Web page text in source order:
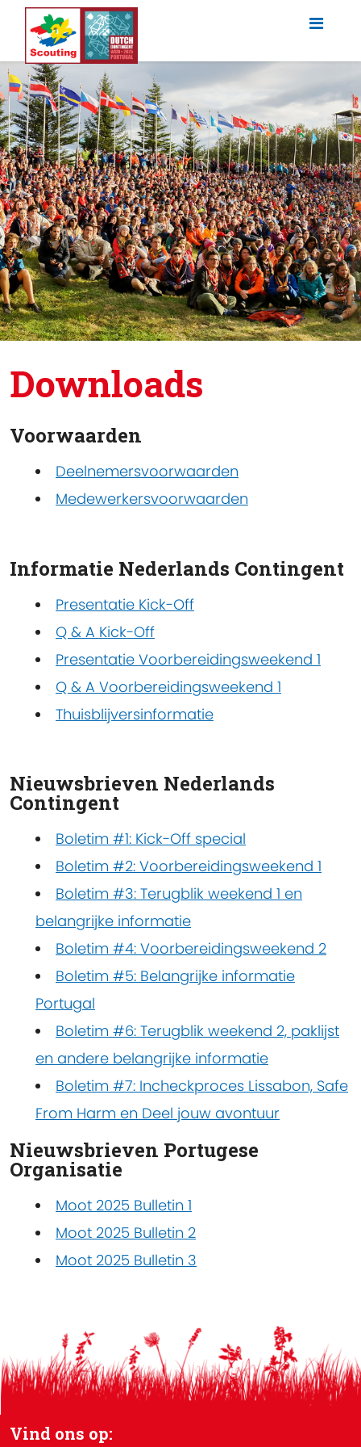
Downloads
Voorwaarden
Deelnemersvoorwaarden
Medewerkersvoorwaarden
Informatie Nederlands Contingent
Presentatie Kick-Off
Q & A Kick-Off
Presentatie Voorbereidingsweekend 1
Q & A Voorbereidingsweekend 1
Thuisblijversinformatie
Nieuwsbrieven Nederlands
Contingent
Boletim #1: Kick-Off special
Boletim #2: Voorbereidingsweekend 1
Boletim #3: Terugblik weekend 1 en
belangrijke informatie
Boletim #4: Voorbereidingsweekend 2
Boletim #5: Belangrijke informatie
Portugal
Boletim #6: Terugblik weekend 2, paklijst
en andere belangrijke informatie
Boletim #7: Incheckproces Lissabon, Safe
From Harm en Deel jouw avontuur
Nieuwsbrieven Portugese
Organisatie
Moot 2025 Bulletin 1
Moot 2025 Bulletin 2
Moot 2025 Bulletin 3
Vind ons op: